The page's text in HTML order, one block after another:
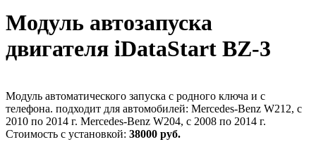
Модуль автозапуска
двигателя iDataStart BZ-3
Модуль автоматического запуска с родного ключа и с
телефона. подходит для автомобилей: Mercedes-Benz W212, с
2010 по 2014 г. Mercedes-Benz W204, с 2008 по 2014 г.
Стоимость с установкой: 38000 руб.